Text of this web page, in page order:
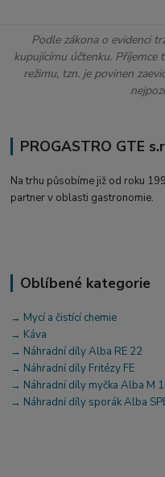
Podle zákona o evidenci
kupujícímu účtenku. Příjemce
režimu, tzn. je povinen
PROGASTRO GTE
Na trhu působíme již od roku
partner v oblasti gastronomie.
Oblíbené kategorie
→ Mycí a čistící chemie
→ Káva
→ Náhradní díly Alba RE 22
→ Náhradní díly Fritézy FE
→ Náhradní díly myčka Alba M
→ Náhradní díly sporák Alba